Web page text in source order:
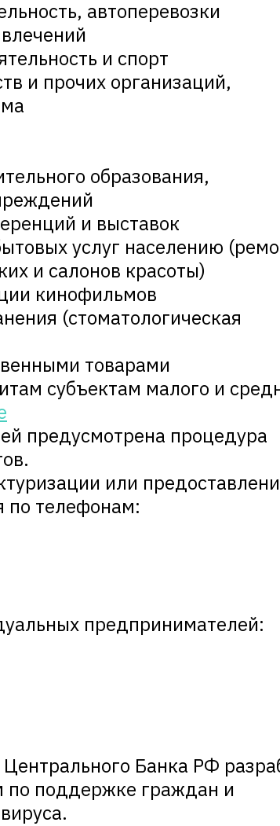
автоперевозки
и спорт
и прочих организаций,
образования,
и выставок
услуг населению
и салонов красоты)
кинофильмов
(стоматологическая
товарами
субъектам малого и
предусмотрена процедура
или
по телефонам:
предпринимателей:
Банка РФ
поддержке граждан и